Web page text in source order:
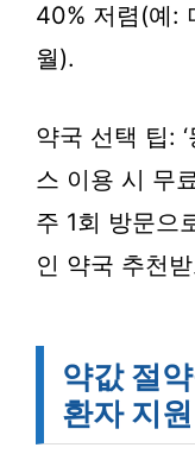
40% 저렴(예:
월).
약국 선택 팁:
스 이용 시 무
주 1회 방문으
인 약국 추천
약값 절
환자 지